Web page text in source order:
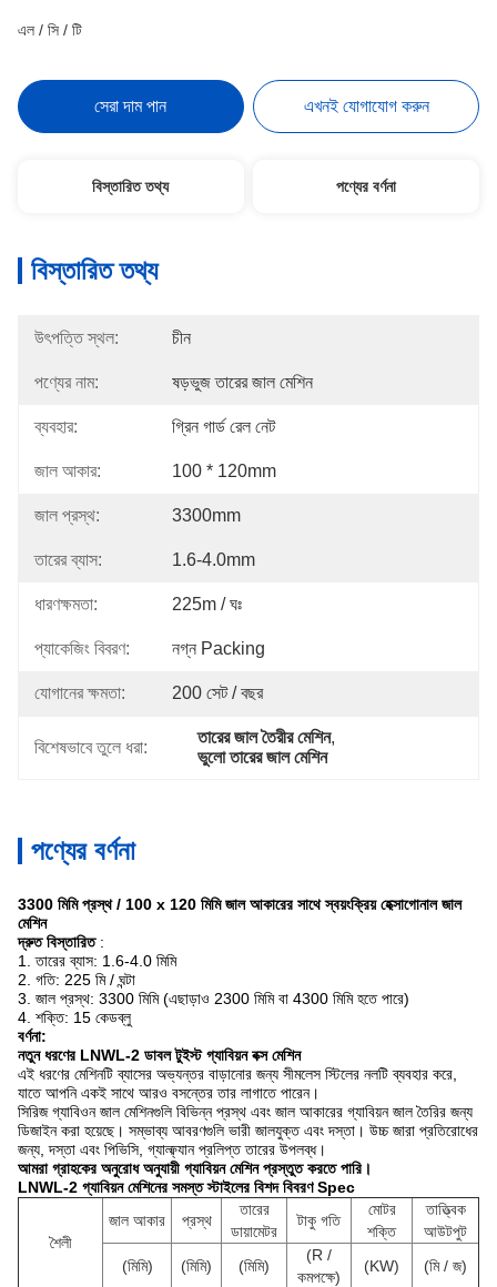
এল / সি / টি
সেরা দাম পান এখনই যোগাযোগ করুন
বিস্তারিত তথ্য পণ্যের বর্ণনা
বিস্তারিত তথ্য
উৎপত্তি স্থল: চীন
পণ্যের নাম: ষড়ভুজ তারের জাল মেশিন
ব্যবহার: গ্রিন গার্ড রেল নেট
জাল আকার: 100 * 120mm
জাল প্রস্থ: 3300mm
তারের ব্যাস: 1.6-4.0mm
ধারণক্ষমতা: 225m / ঘঃ
প্যাকেজিং বিবরণ: নগ্ন Packing
যোগানের ক্ষমতা: 200 সেট / বছর
বিশেষভাবে তুলে ধরা:
তারের জাল তৈরীর মেশিন,
ভুলো তারের জাল মেশিন
পণ্যের বর্ণনা
3300 মিমি প্রস্থ / 100 x 120 মিমি জাল আকারের সাথে স্বয়ংক্রিয় হেক্সাগোনাল জাল
মেশিন
দ্রুত বিস্তারিত:
1. তারের ব্যাস: 1.6-4.0 মিমি
2. গতি: 225 মি / ঘন্টা
3. জাল প্রস্থ: 3300 মিমি (এছাড়াও 2300 মিমি বা 4300 মিমি হতে পারে)
4. শক্তি: 15 কেডব্লু
বর্ণনা:
নতুন ধরণের LNWL-2 ডাবল টুইস্ট গ্যাবিয়ন বক্স মেশিন
এই ধরণের মেশিনটি ব্যাসের অভ্যন্তর বাড়ানোর জন্য সীমলেস স্টিলের নলটি ব্যবহার করে,
যাতে আপনি একই সাথে আরও বসন্তের তার লাগাতে পারেন।
সিরিজ গ্যাবিওন জাল মেশিনগুলি বিভিন্ন প্রস্থ এবং জাল আকারের গ্যাবিয়ন জাল তৈরির জন্য
ডিজাইন করা হয়েছে। সম্ভাব্য আবরণগুলি ভারী জালযুক্ত এবং দস্তা। উচ্চ জারা প্রতিরোধের
জন্য, দস্তা এবং পিভিসি, গ্যাল্ফ্যান প্রলিপ্ত তারের উপলব্ধ।
আমরা গ্রাহকের অনুরোধ অনুযায়ী গ্যাবিয়ন মেশিন প্রস্তুত করতে পারি।
LNWL-2 গ্যাবিয়ন মেশিনের সমস্ত স্টাইলের বিশদ বিবরণ Spec
শৈলী
জাল আকার প্রস্থ
তারের
ডায়ামেটর
টাকু গতি
মোটর
শক্তি
তাত্ত্বিক
আউটপুট
(মিমি)
(মিমি) (মিমি)
(R /
কমপক্ষে)
(KW) (মি / জ)